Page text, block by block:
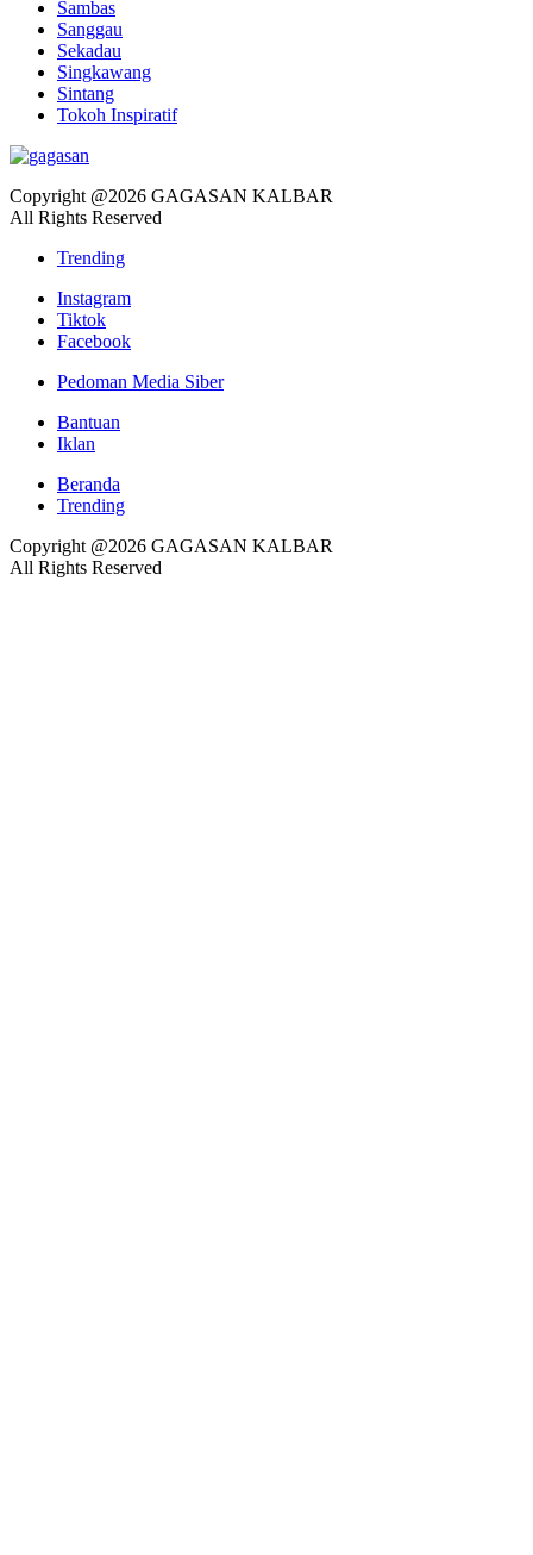
Sambas
Sanggau
Sekadau
Singkawang
Sintang
Tokoh Inspiratif
Copyright @2026 GAGASAN KALBAR
All Rights Reserved
Trending
Instagram
Tiktok
Facebook
Pedoman Media Siber
Bantuan
Iklan
Beranda
Trending
Copyright @2026 GAGASAN KALBAR
All Rights Reserved